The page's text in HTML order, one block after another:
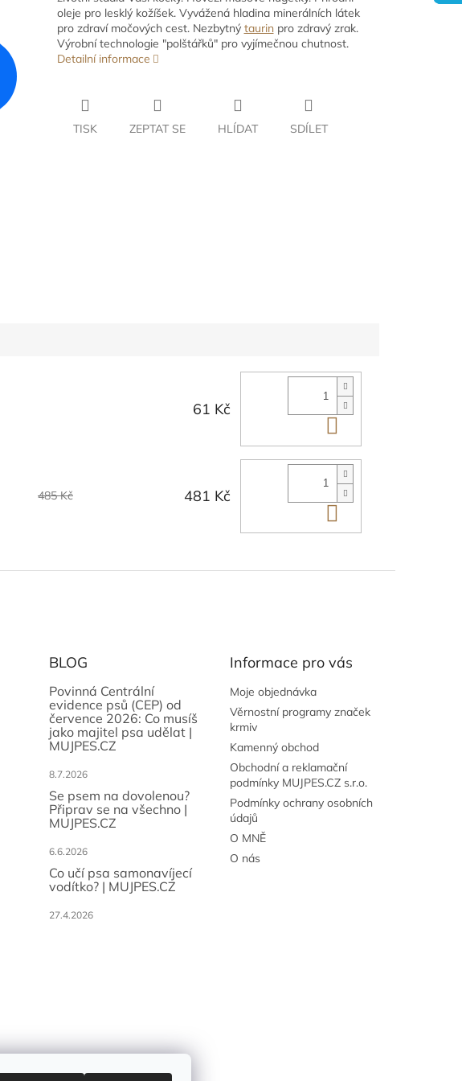
oleje pro lesklý kožíšek. Vyvážená hladina minerálních látek
pro zdraví močových cest. Nezbytný taurinpro zdravý zrak.
Výrobní technologie "polštářků" pro vyjímečnou chutnost.
Detailní informace
TISK ZEPTAT SE HLÍDAT SDÍLET
61 Kč
485 Kč 481 Kč
BLOG
Povinná Centrální
evidence psů (CEP) od
července 2026: Co musíš
jako majitel psa udělat |
MUJPES.CZ
8.7.2026
Se psem na dovolenou?
Připrav se na všechno |
MUJPES.CZ
6.6.2026
Co učí psa samonavíjecí
vodítko? | MUJPES.CZ
27.4.2026
Informace pro vás
Moje objednávka
Věrnostní programy značek
krmiv
Kamenný obchod
Obchodní a reklamační
podmínky MUJPES.CZ s.r.o.
Podmínky ochrany osobních
údajů
O MNĚ
O nás